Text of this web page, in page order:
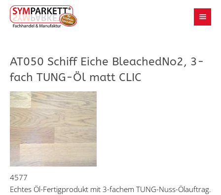
AT050 Schiff Eiche BleachedNo2, 3-
fach TUNG-Öl matt CLIC
4577
Echtes Öl-Fertigprodukt mit 3-fachem TUNG-Nuss-Ölauftrag.